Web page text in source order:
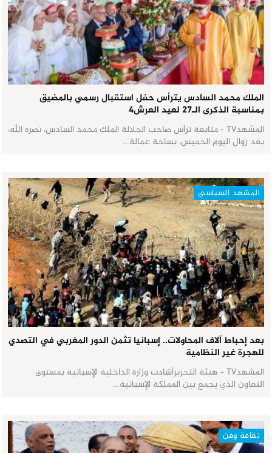
الملك محمد السادس يترأس حفل استقبال رسمي بالمضيق
بمناسبة الذكرى الـ27 لعيد العرش٤
المشهدTV - متابعة ترأس صاحب الجلالة الملك محمد السادس، نصره الله،
بعد زوال اليوم الخميس، بساحة عمالة…
المشهد السياسي
بعد إحباط آلاف المحاولات.. إسبانيا تثمن الدور المغربي في التصدي
للهجرة غير النظامية
المشهدTV - هيئة التحريرأشادت وزارة الداخلية الإسبانية بمستوى
التعاون الذي يجمع بين المملكة الإسبانية…
ثقافة وفن